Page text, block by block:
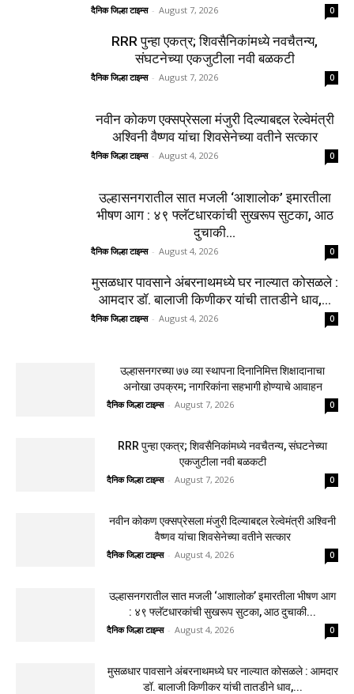
दैनिक जिल्हा टाइम्स - August 7, 2026 0
RRR पुन्हा एकत्र; शिवसैनिकांमध्ये नवचैतन्य,
संघटनेच्या एकजुटीला नवी बळकटी
दैनिक जिल्हा टाइम्स - August 7, 2026 0
नवीन कोकण एक्सप्रेसला मंजुरी दिल्याबद्दल रेल्वेमंत्री
अश्विनी वैष्णव यांचा शिवसेनेच्या वतीने सत्कार
दैनिक जिल्हा टाइम्स - August 4, 2026 0
उल्हासनगरातील सात मजली ‘आशालोक’ इमारतीला
भीषण आग : ४९ फ्लॅटधारकांची सुखरूप सुटका, आठ
दुचाकी...
दैनिक जिल्हा टाइम्स - August 4, 2026 0
मुसळधार पावसाने अंबरनाथमध्ये घर नाल्यात कोसळले :
आमदार डॉ. बालाजी किणीकर यांची तातडीने धाव,...
दैनिक जिल्हा टाइम्स - August 4, 2026 0
उल्हासनगरच्या ७७ व्या स्थापना दिनानिमित्त शिक्षादानाचा
अनोखा उपक्रम; नागरिकांना सहभागी होण्याचे आवाहन
दैनिक जिल्हा टाइम्स - August 7, 2026 0
RRR पुन्हा एकत्र; शिवसैनिकांमध्ये नवचैतन्य, संघटनेच्या
एकजुटीला नवी बळकटी
दैनिक जिल्हा टाइम्स - August 7, 2026 0
नवीन कोकण एक्सप्रेसला मंजुरी दिल्याबद्दल रेल्वेमंत्री अश्विनी
वैष्णव यांचा शिवसेनेच्या वतीने सत्कार
दैनिक जिल्हा टाइम्स - August 4, 2026 0
उल्हासनगरातील सात मजली ‘आशालोक’ इमारतीला भीषण आग
: ४९ फ्लॅटधारकांची सुखरूप सुटका, आठ दुचाकी...
दैनिक जिल्हा टाइम्स - August 4, 2026 0
मुसळधार पावसाने अंबरनाथमध्ये घर नाल्यात कोसळले : आमदार
डॉ. बालाजी किणीकर यांची तातडीने धाव,...